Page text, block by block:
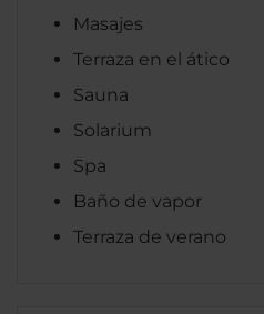
Masajes
Terraza en el ático
Sauna
Solarium
Spa
Baño de vapor
Terraza de verano